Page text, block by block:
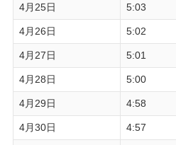
4月25日 5:03
4月26日 5:02
4月27日 5:01
4月28日 5:00
4月29日 4:58
4月30日 4:57